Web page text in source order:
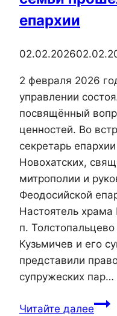
епархии
02.02.2026
2 февраля 2026
управлении
посвящённый
ценностей. Во
секретарь
Новохатских,
митрополии и
Феодосийской
Настоятель храма
п.
Кузьмичев и его
представили
супружеских пар…
Читайте далее